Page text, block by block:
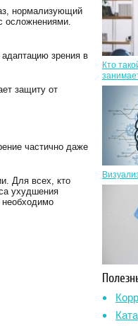
нормализующий
осложнениями.
зрения в
защиту от
частично даже
Для всех, кто
ухудшения
необходимо
Кто